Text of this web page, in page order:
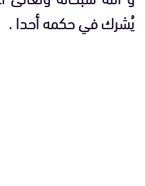
يُشرك في حكمه أحدا .